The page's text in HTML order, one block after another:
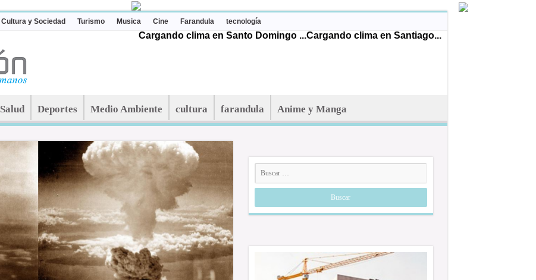
Cultura y Sociedad Turismo Musica Cine Farandula tecnología
Cargando clima en Santo Domingo ...Cargando clima en Santiago...
Salud Deportes Medio Ambiente cultura farandula Anime y Manga